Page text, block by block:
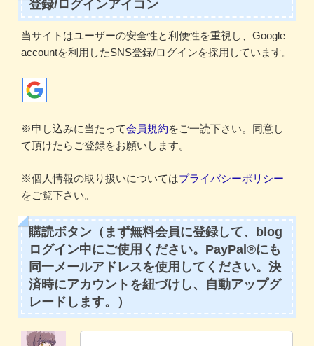
登録/ログインアイコン
当サイトはユーザーの安全性と利便性を重視し、Google
accountを利用したSNS登録/ログインを採用しています。
※申し込みに当たって会員規約をご一読下さい。同意し
て頂けたらご登録をお願いします。
※個人情報の取り扱いについてはプライバシーポリシー
をご覧下さい。
購読ボタン（まず無料会員に登録して、blog
ログイン中にご使用ください。PayPal®にも
同一メールアドレスを使用してください。決
済時にアカウントを紐づけし、自動アップグ
レードします。）